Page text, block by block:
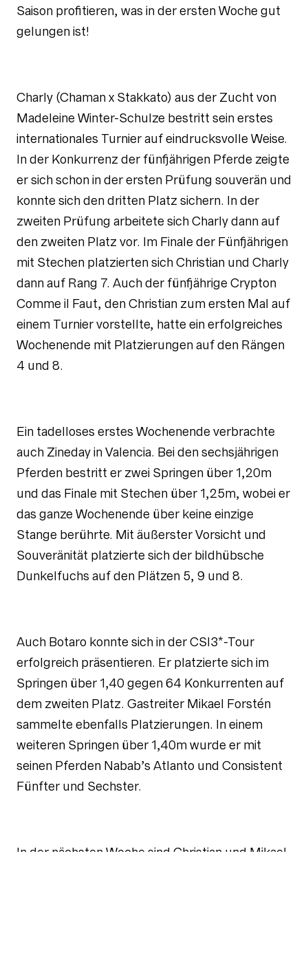
Saison profitieren, was in der ersten Woche gut
gelungen ist!
Charly (Chaman x Stakkato) aus der Zucht von
Madeleine Winter-Schulze bestritt sein erstes
internationales Turnier auf eindrucksvolle Weise.
In der Konkurrenz der fünfjährigen Pferde zeigte
er sich schon in der ersten Prüfung souverän und
konnte sich den dritten Platz sichern. In der
zweiten Prüfung arbeitete sich Charly dann auf
den zweiten Platz vor. Im Finale der Fünfjährigen
mit Stechen platzierten sich Christian und Charly
dann auf Rang 7. Auch der fünfjährige Crypton
Comme il Faut, den Christian zum ersten Mal auf
einem Turnier vorstellte, hatte ein erfolgreiches
Wochenende mit Platzierungen auf den Rängen
4 und 8.
Ein tadelloses erstes Wochenende verbrachte
auch Zineday in Valencia. Bei den sechsjährigen
Pferden bestritt er zwei Springen über 1,20m
und das Finale mit Stechen über 1,25m, wobei er
das ganze Wochenende über keine einzige
Stange berührte. Mit äußerster Vorsicht und
Souveränität platzierte sich der bildhübsche
Dunkelfuchs auf den Plätzen 5, 9 und 8.
Auch Botaro konnte sich in der CSI3*-Tour
erfolgreich präsentieren. Er platzierte sich im
Springen über 1,40 gegen 64 Konkurrenten auf
dem zweiten Platz. Gastreiter Mikael Forstén
sammelte ebenfalls Platzierungen. In einem
weiteren Springen über 1,40m wurde er mit
seinen Pferden Nabab’s Atlanto und Consistent
Fünfter und Sechster.
In der nächsten Woche sind Christian und Mikael